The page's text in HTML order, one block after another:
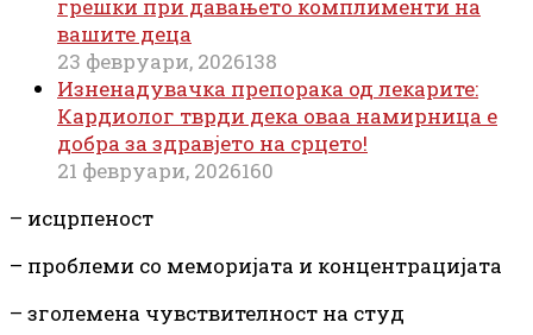
грешки при давањето комплименти на
вашите деца
23 февруари, 2026138
Изненадувачка препорака од лекарите:
Кардиолог тврди дека оваа намирница е
добра за здравјето на срцето!
21 февруари, 2026160
– исцрпеност
– проблеми со меморијата и концентрацијата
– зголемена чувствителност на студ